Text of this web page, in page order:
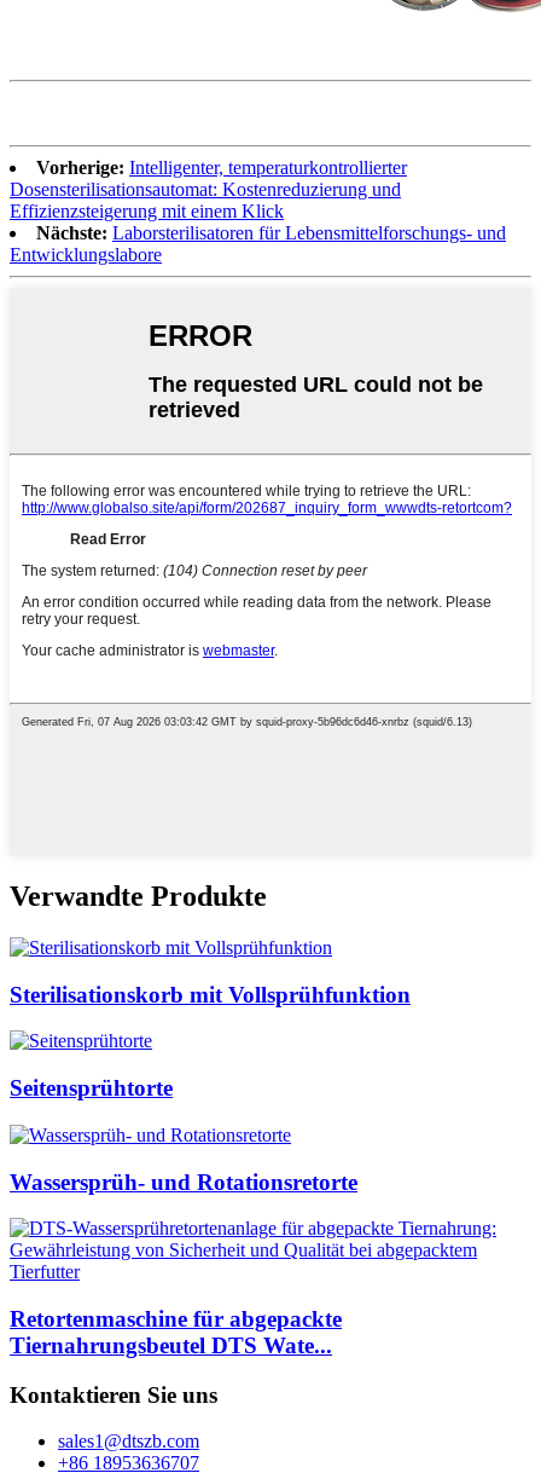
Vorherige: Intelligenter, temperaturkontrollierter
Dosensterilisationsautomat: Kostenreduzierung und
Effizienzsteigerung mit einem Klick
Nächste: Laborsterilisatoren für Lebensmittelforschungs- und
Entwicklungslabore
Verwandte Produkte
Sterilisationskorb mit Vollsprühfunktion
Seitensprühtorte
Wassersprüh- und Rotationsretorte
Retortenmaschine für abgepackte
Tiernahrungsbeutel DTS Wate...
Kontaktieren Sie uns
sales1@dtszb.com
+86 18953636707